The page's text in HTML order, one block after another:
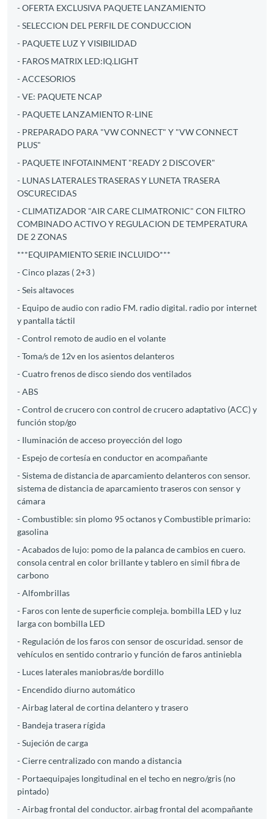
- OFERTA EXCLUSIVA PAQUETE LANZAMIENTO
- SELECCION DEL PERFIL DE CONDUCCION
- PAQUETE LUZ Y VISIBILIDAD
- FAROS MATRIX LED:IQ.LIGHT
- ACCESORIOS
- VE: PAQUETE NCAP
- PAQUETE LANZAMIENTO R-LINE
- PREPARADO PARA "VW CONNECT" Y "VW CONNECT
PLUS"
- PAQUETE INFOTAINMENT "READY 2 DISCOVER"
- LUNAS LATERALES TRASERAS Y LUNETA TRASERA
OSCURECIDAS
- CLIMATIZADOR "AIR CARE CLIMATRONIC" CON FILTRO
COMBINADO ACTIVO Y REGULACION DE TEMPERATURA
DE 2 ZONAS
***EQUIPAMIENTO SERIE INCLUIDO***
- Cinco plazas ( 2+3 )
- Seis altavoces
- Equipo de audio con radio FM. radio digital. radio por internet
y pantalla táctil
- Control remoto de audio en el volante
- Toma/s de 12v en los asientos delanteros
- Cuatro frenos de disco siendo dos ventilados
- ABS
- Control de crucero con control de crucero adaptativo (ACC) y
función stop/go
- Iluminación de acceso proyección del logo
- Espejo de cortesía en conductor en acompañante
- Sistema de distancia de aparcamiento delanteros con sensor.
sistema de distancia de aparcamiento traseros con sensor y
cámara
- Combustible: sin plomo 95 octanos y Combustible primario:
gasolina
- Acabados de lujo: pomo de la palanca de cambios en cuero.
consola central en color brillante y tablero en simil fibra de
carbono
- Alfombrillas
- Faros con lente de superficie compleja. bombilla LED y luz
larga con bombilla LED
- Regulación de los faros con sensor de oscuridad. sensor de
vehículos en sentido contrario y función de faros antiniebla
- Luces laterales maniobras/de bordillo
- Encendido diurno automático
- Airbag lateral de cortina delantero y trasero
- Bandeja trasera rígida
- Sujeción de carga
- Cierre centralizado con mando a distancia
- Portaequipajes longitudinal en el techo en negro/gris (no
pintado)
- Airbag frontal del conductor. airbag frontal del acompañante